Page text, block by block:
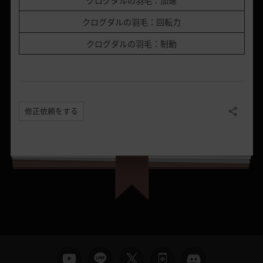
クログダルの羽毛：回転力
クログダルの羽毛：制動
修正依頼をする 共有する